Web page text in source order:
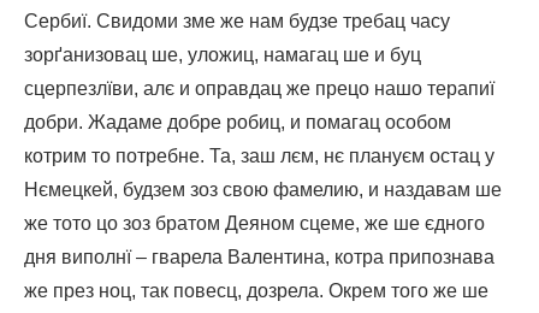
Сербиї. Свидоми зме же нам будзе требац часу
зорґанизовац ше, уложиц, намагац ше и буц
сцерпезлїви, алє и оправдац же прецо нашо терапиї
добри. Жадаме добре робиц, и помагац особом
котрим то потребне. Та, заш лєм, нє плануєм остац у
Нємецкей, будзем зоз свою фамелию, и наздавам ше
же тото цо зоз братом Деяном сцеме, же ше єдного
дня виполнї – гварела Валентина, котра припознава
же през ноц, так повесц, дозрела. Окрем того же ше